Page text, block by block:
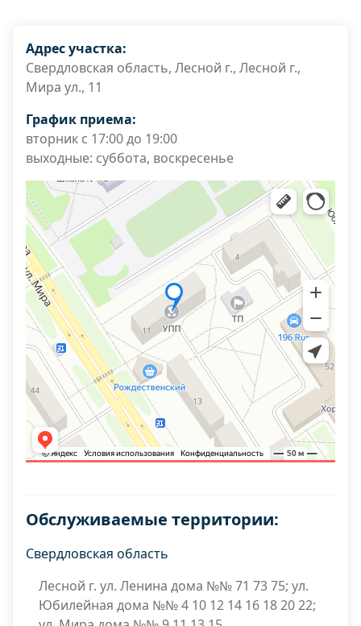
Адрес участка:
Свердловская область, Лесной г., Лесной г.,
Мира ул., 11
График приема:
вторник с 17:00 до 19:00
выходные: суббота, воскресенье
Обслуживаемые территории:
Свердловская область
Лесной г. ул. Ленина дома №№ 71 73 75; ул.
Юбилейная дома №№ 4 10 12 14 16 18 20 22;